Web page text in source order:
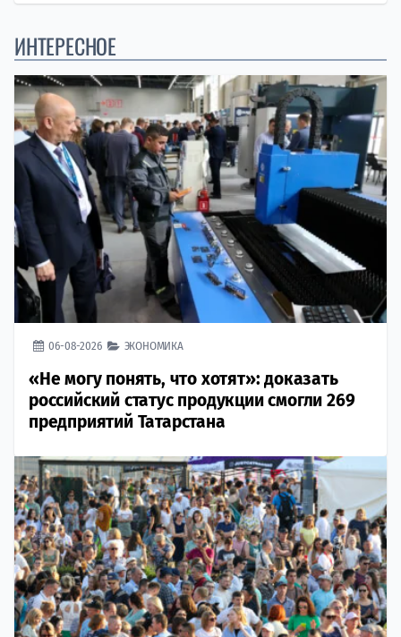
ИНТЕРЕСНОЕ
06-08-2026 ЭКОНОМИКА
«Не могу понять, что хотят»: доказать
российский статус продукции смогли 269
предприятий Татарстана